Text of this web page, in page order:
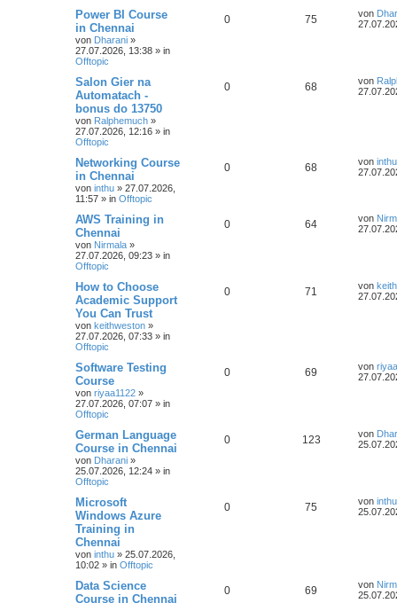
Power BI Course
in Chennai
von Dharani »
27.07.2026, 13:38 » in
Offtopic
0 75 von
Salon Gier na
Automatach -
bonus do 13750
von Ralphemuch »
27.07.2026, 12:16 » in
Offtopic
0 68 von
Networking Course
in Chennai
von inthu » 27.07.2026,
11:57 » in Offtopic
0 68 von inthu
AWS Training in
Chennai
von Nirmala »
27.07.2026, 09:23 » in
Offtopic
0 64 von
How to Choose
Academic Support
You Can Trust
von keithweston »
27.07.2026, 07:33 » in
Offtopic
0 71 von
Software Testing
Course
von riyaa1122 »
27.07.2026, 07:07 » in
Offtopic
0 69 von
German Language
Course in Chennai
von Dharani »
25.07.2026, 12:24 » in
Offtopic
0 123 von
Microsoft
Windows Azure
Training in
Chennai
von inthu » 25.07.2026,
10:02 » in Offtopic
0 75 von inthu
Data Science
Course in Chennai
0 69 von